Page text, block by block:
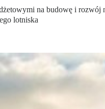
na budowę i rozwój
lotniska